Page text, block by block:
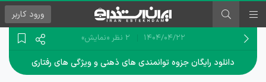
ورود کاربر
۱۴۰۴/۰۴/۲۲ 2 نظر «نمایش»
دانلود رایگان جزوه توانمندی های ذهنی و ویژگی های رفتاری